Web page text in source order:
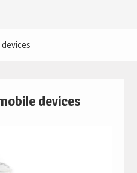
devices